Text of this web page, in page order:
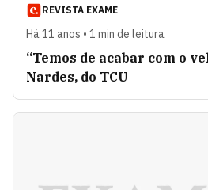
REVISTA EXAME
Há 11 anos • 1 min de leitura
“Temos de acabar com o
Nardes, do TCU